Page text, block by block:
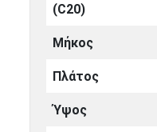
(C20)
Μήκος
Πλάτος
Ύψος